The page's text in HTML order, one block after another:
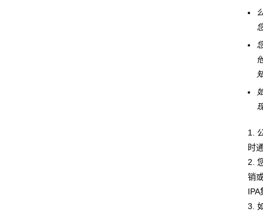
1.
时
2.
销
3.